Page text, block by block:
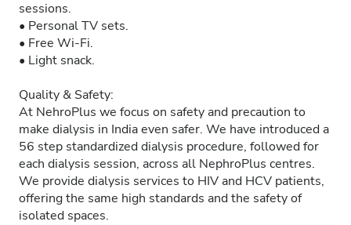
sessions.
• Personal TV sets.
• Free Wi-Fi.
• Light snack.
Quality & Safety:
At NehroPlus we focus on safety and precaution to
make dialysis in India even safer. We have introduced a
56 step standardized dialysis procedure, followed for
each dialysis session, across all NephroPlus centres.
We provide dialysis services to HIV and HCV patients,
offering the same high standards and the safety of
isolated spaces.